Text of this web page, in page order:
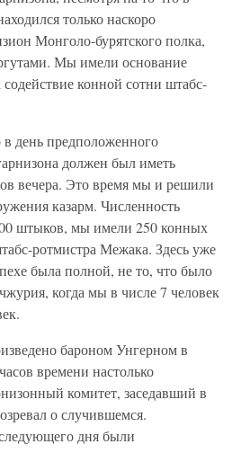
только наскоро
Монголо-бурятского полка,
Мы имели основание
конной сотни штабс-
день предположенного
должен был иметь
вечера. Это время мы и решили
казарм. Численность
штыков, мы имели 250 конных
ротмистра Межака. Здесь уже
была полной, не то, что было
когда мы в числе 7 человек
бароном Унгерном в
времени настолько
комитет, заседавший в
о случившемся.
дня были